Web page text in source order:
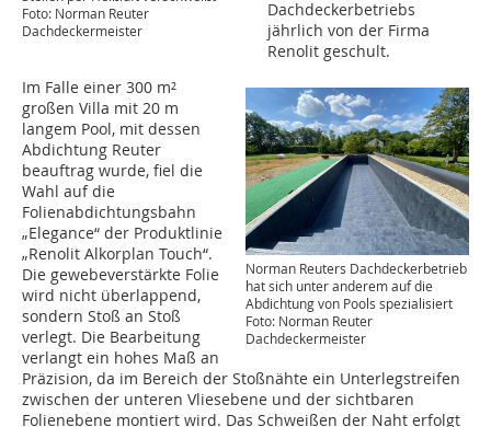
Foto: Norman Reuter
Dachdeckermeister
Dachdeckerbetriebs
jährlich von der Firma
Renolit geschult.
Norman Reuters Dachdeckerbetrieb
hat sich unter anderem auf die
Abdichtung von Pools spezialisiert
Foto: Norman Reuter
Dachdeckermeister
Im Falle einer 300 m²
großen Villa mit 20 m
langem Pool, mit dessen
Abdichtung Reuter
beauftrag wurde, fiel die
Wahl auf die
Folienabdichtungsbahn
„Elegance“ der Produktlinie
„Renolit Alkorplan Touch“.
Die gewebeverstärkte Folie
wird nicht überlappend,
sondern Stoß an Stoß
verlegt. Die Bearbeitung
verlangt ein hohes Maß an
Präzision, da im Bereich der Stoßnähte ein Unterlegstreifen
zwischen der unteren Vliesebene und der sichtbaren
Folienebene montiert wird. Das Schweißen der Naht erfolgt